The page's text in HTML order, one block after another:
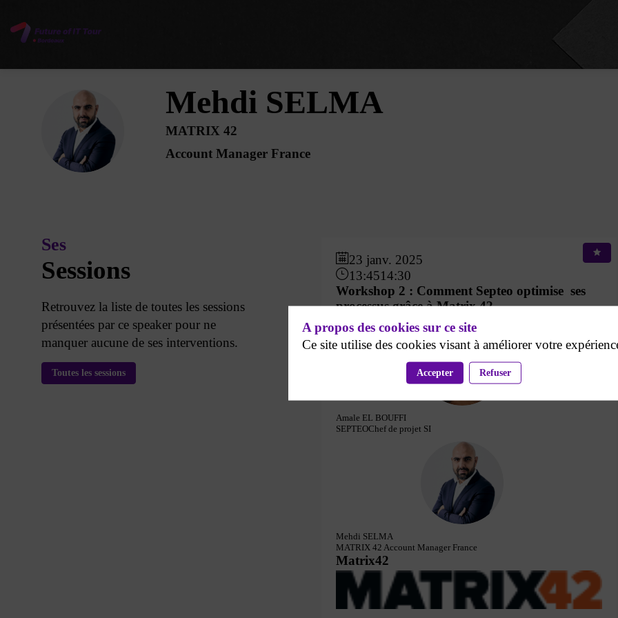
MS
Mehdi SELMA
MATRIX 42
Account Manager France
Ses
Sessions
Retrouvez la liste de toutes les sessions
présentées par ce speaker pour ne
manquer aucune de ses interventions.
Toutes les sessions
23 janv. 2025
13:4514:30
Workshop 2 : Comment Septeo optimise ses
processus grâce à Matrix 42
AEB
Amale EL BOUFFI
SEPTEOChef de projet SI
MS
Mehdi SELMA
MATRIX 42 Account Manager France
Matrix42
A propos des cookies sur ce site
Ce site utilise des cookies visant à améliorer votre
Accepter Refuser